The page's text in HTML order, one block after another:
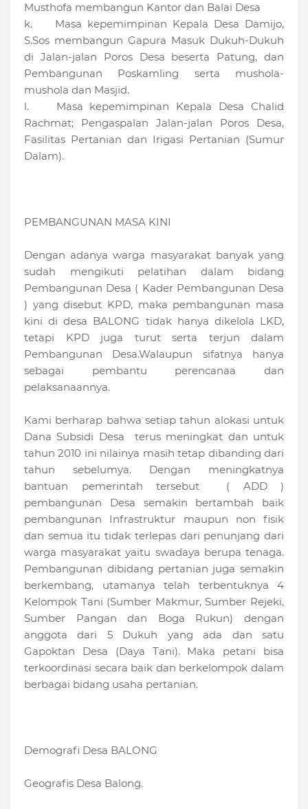
Musthofa membangun Kantor dan Balai Desa
k. Masa kepemimpinan Kepala Desa Damijo,
S.Sos membangun Gapura Masuk Dukuh-Dukuh
di Jalan-jalan Poros Desa beserta Patung, dan
Pembangunan Poskamling serta mushola-
mushola dan Masjid.
l. Masa kepemimpinan Kepala Desa Chalid
Rachmat; Pengaspalan Jalan-jalan Poros Desa,
Fasilitas Pertanian dan Irigasi Pertanian (Sumur
Dalam).
PEMBANGUNAN MASA KINI
Dengan adanya warga masyarakat banyak yang
sudah mengikuti pelatihan dalam bidang
Pembangunan Desa ( Kader Pembangunan Desa
) yang disebut KPD, maka pembangunan masa
kini di desa BALONG tidak hanya dikelola LKD,
tetapi KPD juga turut serta terjun dalam
Pembangunan Desa.Walaupun sifatnya hanya
sebagai pembantu perencanaa dan
pelaksanaannya.
Kami berharap bahwa setiap tahun alokasi untuk
Dana Subsidi Desa terus meningkat dan untuk
tahun 2010 ini nilainya masih tetap dibanding dari
tahun sebelumya. Dengan meningkatnya
bantuan pemerintah tersebut ( ADD )
pembangunan Desa semakin bertambah baik
pembangunan Infrastruktur maupun non fisik
dan semua itu tidak terlepas dari penunjang dari
warga masyarakat yaitu swadaya berupa tenaga.
Pembangunan dibidang pertanian juga semakin
berkembang, utamanya telah terbentuknya 4
Kelompok Tani (Sumber Makmur, Sumber Rejeki,
Sumber Pangan dan Boga Rukun) dengan
anggota dari 5 Dukuh yang ada dan satu
Gapoktan Desa (Daya Tani). Maka petani bisa
terkoordinasi secara baik dan berkelompok dalam
berbagai bidang usaha pertanian.
Demografi Desa BALONG
Geografis Desa Balong.